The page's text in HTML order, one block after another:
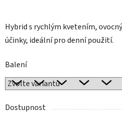
Hybrid s rychlým kvetením,
účinky, ideální pro denní použití.
Balení
Dostupnost